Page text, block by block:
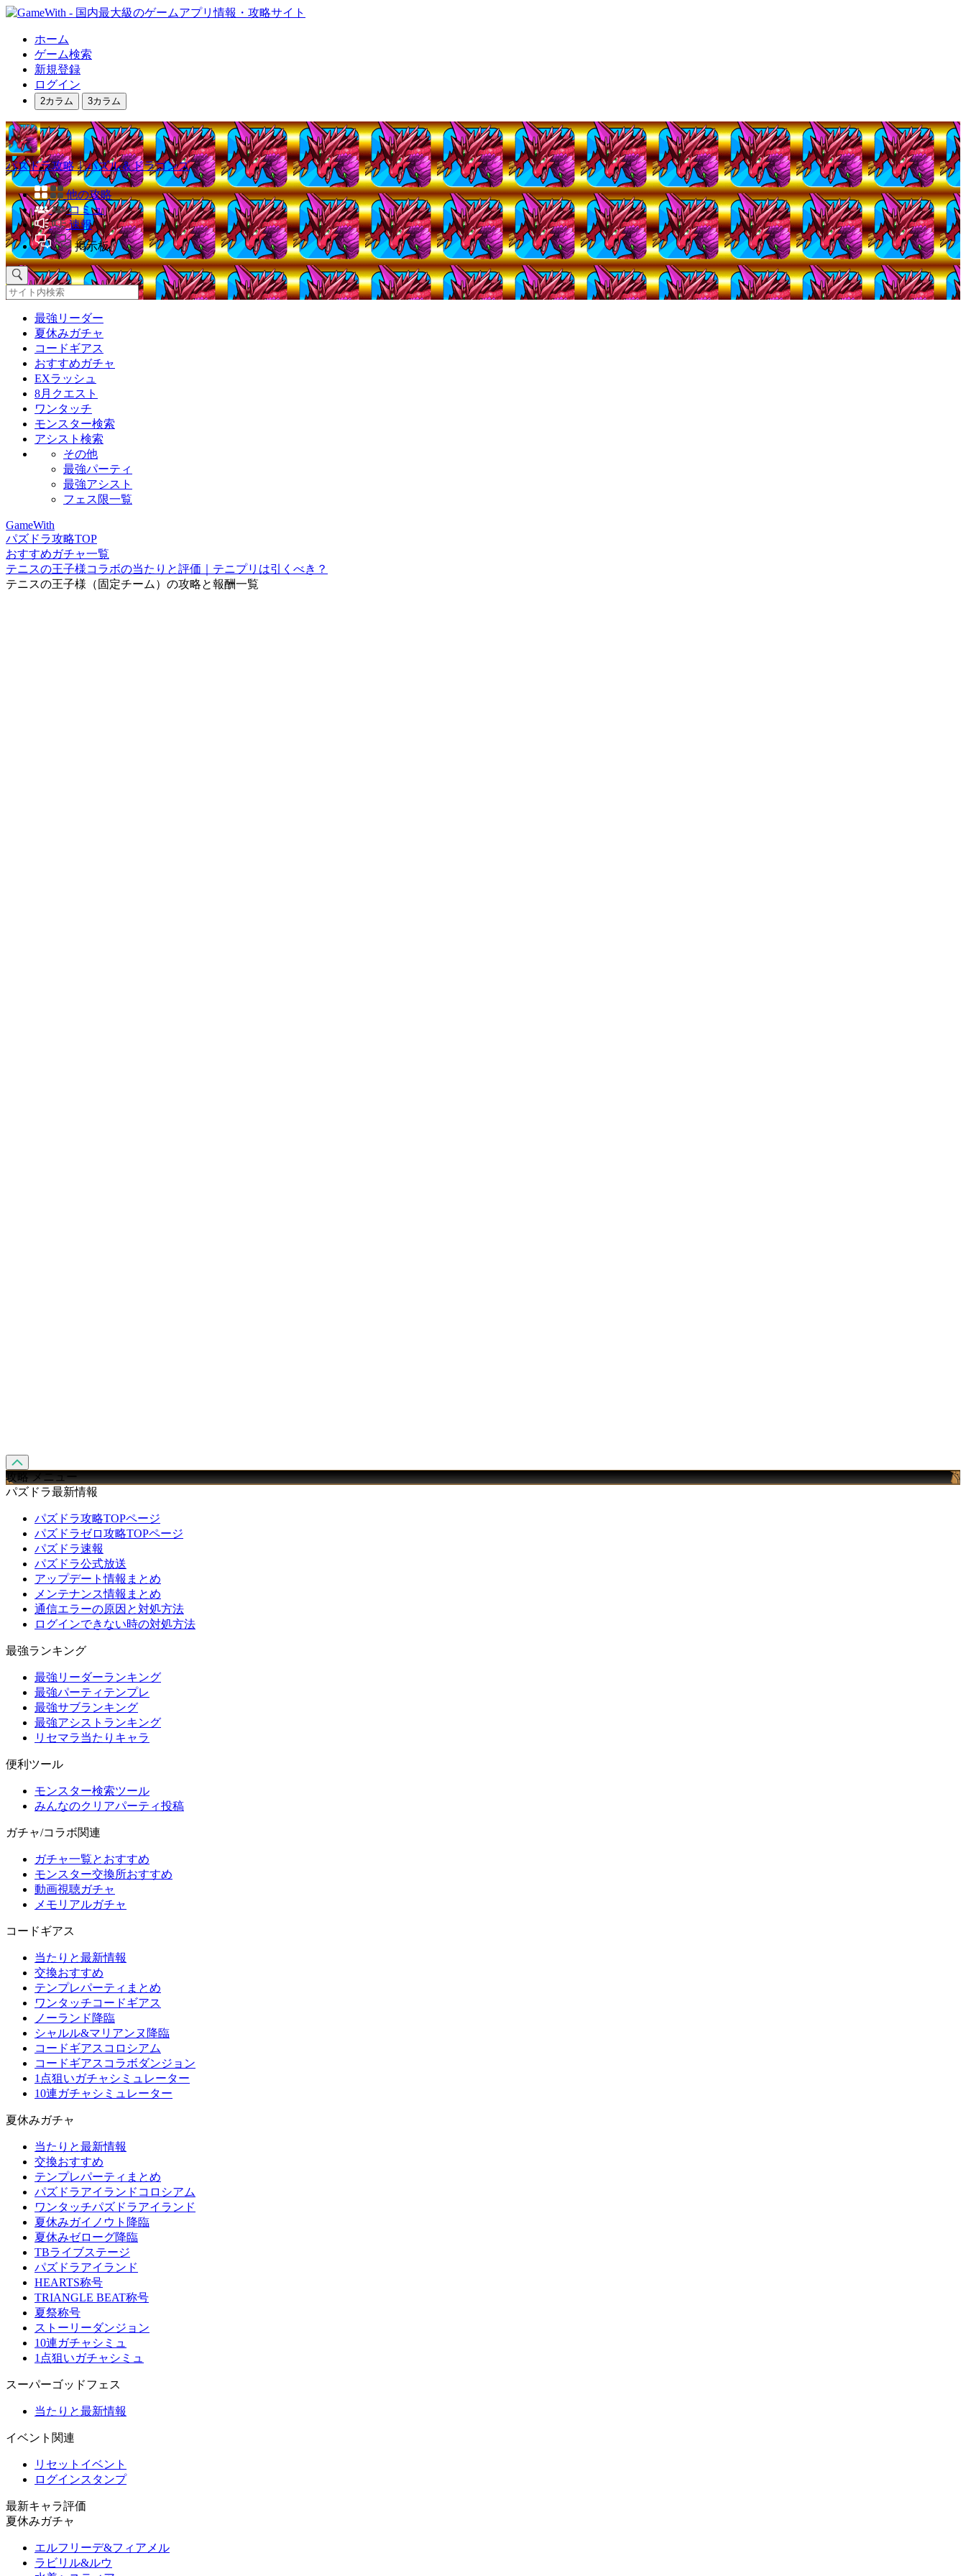
ホーム
ゲーム検索
新規登録
ログイン
2カラム 3カラム
パズドラ攻略｜パズル＆ドラゴンズ
他の攻略
コミュ
速報
掲示板
最強リーダー
夏休みガチャ
コードギアス
おすすめガチャ
EXラッシュ
8月クエスト
ワンタッチ
モンスター検索
アシスト検索
その他
最強パーティ
最強アシスト
フェス限一覧
GameWith
パズドラ攻略TOP
おすすめガチャ一覧
テニスの王子様コラボの当たりと評価｜テニプリは引くべき？
テニスの王子様（固定チーム）の攻略と報酬一覧
攻略 メニュー
パズドラ最新情報
パズドラ攻略TOPページ
パズドラゼロ攻略TOPページ
パズドラ速報
パズドラ公式放送
アップデート情報まとめ
メンテナンス情報まとめ
通信エラーの原因と対処方法
ログインできない時の対処方法
最強ランキング
最強リーダーランキング
最強パーティテンプレ
最強サブランキング
最強アシストランキング
リセマラ当たりキャラ
便利ツール
モンスター検索ツール
みんなのクリアパーティ投稿
ガチャ/コラボ関連
ガチャ一覧とおすすめ
モンスター交換所おすすめ
動画視聴ガチャ
メモリアルガチャ
コードギアス
当たりと最新情報
交換おすすめ
テンプレパーティまとめ
ワンタッチコードギアス
ノーランド降臨
シャルル&マリアンヌ降臨
コードギアスコロシアム
コードギアスコラボダンジョン
1点狙いガチャシミュレーター
10連ガチャシミュレーター
夏休みガチャ
当たりと最新情報
交換おすすめ
テンプレパーティまとめ
パズドラアイランドコロシアム
ワンタッチパズドラアイランド
夏休みガイノウト降臨
夏休みゼローグ降臨
TBライブステージ
パズドラアイランド
HEARTS称号
TRIANGLE BEAT称号
夏祭称号
ストーリーダンジョン
10連ガチャシミュ
1点狙いガチャシミュ
スーパーゴッドフェス
当たりと最新情報
イベント関連
リセットイベント
ログインスタンプ
最新キャラ評価
夏休みガチャ
エルフリーデ&フィアメル
ラビリル&ルウ